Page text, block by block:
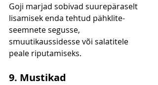
Goji marjad sobivad suurepäraselt
lisamisek enda tehtud pähklite-
seemnete segusse,
smuutikaussidesse või salatitele
peale riputamiseks.
9. Mustikad